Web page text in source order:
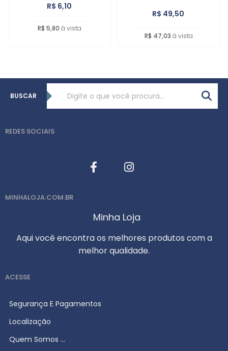
R$ 6,10
R$ 5,80 à vista
R$ 49,50
R$ 47,03 à vista
BUSCAR
REDES SOCIAIS
MINHALOJA.COM.BR
Minha Loja
Aqui você encontra os melhores produtos com a
melhor qualidade.
ACESSE
Segurança E Pagamentos
Localização
Quem Somos ...